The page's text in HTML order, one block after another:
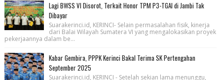
Lagi BWSS VI Disorot, Terkait Honor TPM P3-TGAI di Jambi Tak
Dibayar
Suarakerinci.id, KERINCI- Selain permasalahan fisik, kinerja
dari Balai Wilayah Sumatera VI yang mengalokasikan proyek
pekerjaannya dalam be...
Kabar Gembira, PPPK Kerinci Bakal Terima SK Pertengahan
September 2025
Suarakerinci.id, KERINCI - Setelah sekian lama menunggu,